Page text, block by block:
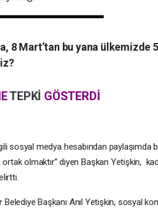
8 Mart’tan bu yana ülkemizde
TEPKİ GÖSTERDİ
sosyal medya hesabından paylaşımda
olmaktır” diyen Başkan Yetişkin,
Belediye Başkanı Anıl Yetişkin, sosyal